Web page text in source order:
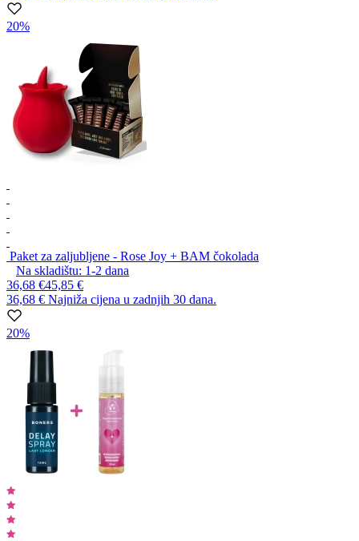
20%
Paket za zaljubljene - Rose Joy + BAM čokolada
Na skladištu: 1-2 dana
36,68 €45,85 €
36,68 € Najniža cijena u zadnjih 30 dana.
20%